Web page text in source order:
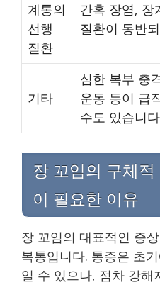
계통의
선행
질환
간혹 장염, 장
질환이 동반
기타
심한 복부 충
운동 등이 급
수도 있습니
장 꼬임의 구체
이 필요한 이유
장 꼬임의 대표적인 증
복통입니다. 통증은 초
일 수 있으나, 점차 강해